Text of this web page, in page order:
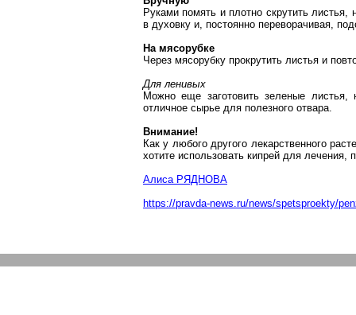
Руками помять и плотно скрутить
в духовку и, постоянно переворачивая,
На мясорубке
Через мясорубку прокрутить листья и
Для ленивых
Можно еще заготовить зеленые
отличное сырье для полезного отвара.
Внимание!
Как у любого другого лекарственного
хотите использовать кипрей для лечения,
Алиса РЯДНОВА
https://pravda-news.ru/news/spetsproekty/